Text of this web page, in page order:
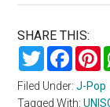
SHARE THIS:
Twitter
Filed Under:J-Pop
Tagged With: